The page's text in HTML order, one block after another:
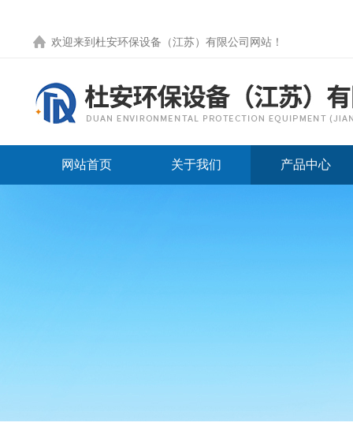
欢迎来到 杜安环保设备（江苏）有限公司网站 ！
网站首页 关于我们 产品中心